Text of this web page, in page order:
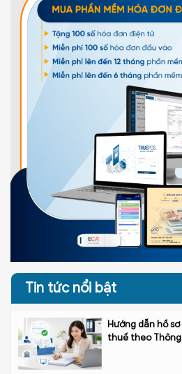
Tin tức nổi bật
Hướng dẫn hồ
thuế theo